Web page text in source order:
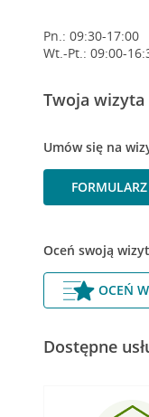
Pn.: 09:30-17:00
Wt.-Pt.: 09:00-
Twoja wizyta
Umów się na
Oceń swoją
OCEŃ
Dostępne